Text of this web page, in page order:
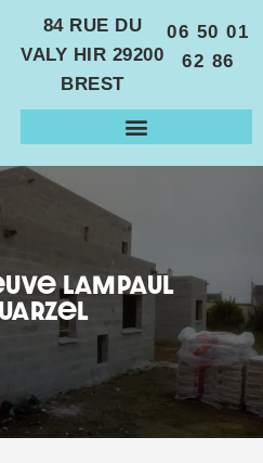
84 RUE DU
VALY HIR 29200
BREST
06 50 01
62 86
Lampaul